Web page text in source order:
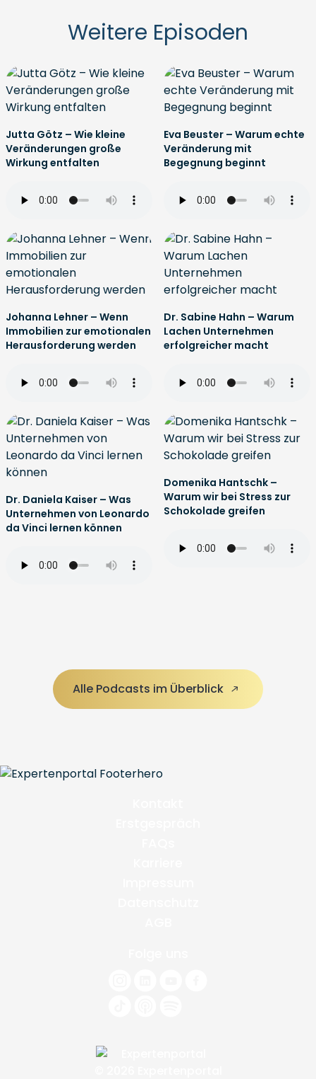
Weitere Episoden
Jutta Götz – Wie kleine
Veränderungen große
Wirkung entfalten
Eva Beuster – Warum echte
Veränderung mit
Begegnung beginnt
Johanna Lehner – Wenn
Immobilien zur emotionalen
Herausforderung werden
Dr. Sabine Hahn – Warum
Lachen Unternehmen
erfolgreicher macht
Dr. Daniela Kaiser – Was
Unternehmen von Leonardo
da Vinci lernen können
Domenika Hantschk –
Warum wir bei Stress zur
Schokolade greifen
Alle Podcasts im Überblick